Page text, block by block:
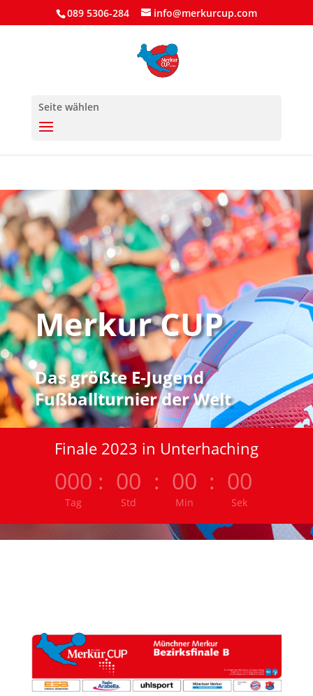
089 5306-284 info@merkurcup.com
Seite wählen
Merkur CUP
Das größte E-Jugend
Fußballturnier der Welt
Finale 2023 in Unterhaching
000
Tag
: 00
Std
: 00
Min
: 00
Sek